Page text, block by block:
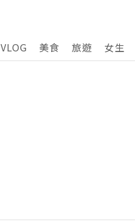
VLOG 美食 旅遊 女生